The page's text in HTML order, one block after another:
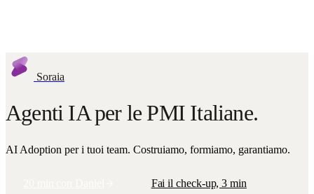
Soraia
Agenti IA per le PMI Italiane.
AI Adoption per i tuoi team. Costruiamo, formiamo, garantiamo.
Fai il check-up, 3 min